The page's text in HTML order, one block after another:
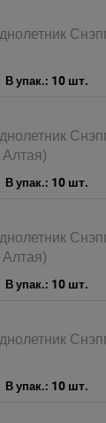
В упак.: 10 шт.
В упак.: 10 шт.
В упак.: 10 шт.
В упак.: 10 шт.